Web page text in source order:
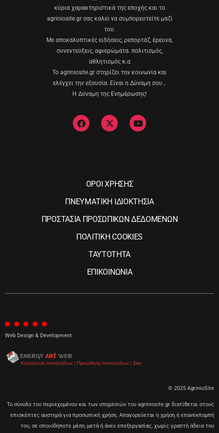
κύρια χαρακτηριστικά της εποχής και το
agriniosite.gr σας καλεί να συμπορευτείτε μαζί
του.
Με αποκαλυπτικές ειδήσεις, ρεπορτάζ, έρευνα,
συνεντεύξεις, αφιερώματα. πολιτισμός,
αθλητισμός κ.α
Το agriniosite.gr στηρίζει την κοινωνία και
ελέγχει την εξουσία. Είναι η Δύναμη σου…
Η Δύναμη της Ενημέρωσης!
ΟΡΟΙ ΧΡΗΣΗΣ
ΠΝΕΥΜΑΤΙΚΗ ΙΔΙΟΚΤΗΣΙΑ
ΠΡΟΣΤΑΣΙΑ ΠΡΟΣΩΠΙΚΩΝ ΔΕΔΟΜΕΝΩΝ
ΠΟΛΙΤΙΚΗ COOKIES
ΤΑΥΤΟΤΗΤΑ
ΕΠΙΚΟΙΝΩΝΙΑ
Web Design & Development
© 2025 AgrinioSite
Το σύνολο του περιεχομένου και των υπηρεσιών του agriniosite.gr διατίθεται στους
επισκέπτες αυστηρά για προσωπική χρήση. Απαγορεύεται η χρήση ή επανεκπομπή
του, σε οποιοδήποτε μέσο, μετά ή άνευ επεξεργασίας, χωρίς γραπτή άδεια του